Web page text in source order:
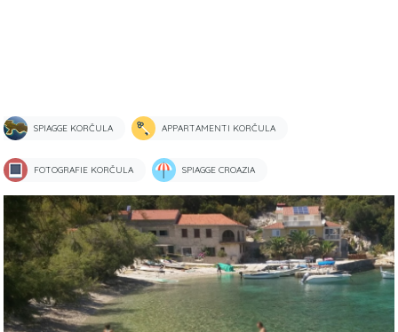
SPIAGGE KORČULA APPARTAMENTI KORČULA
FOTOGRAFIE KORČULA SPIAGGE CROAZIA